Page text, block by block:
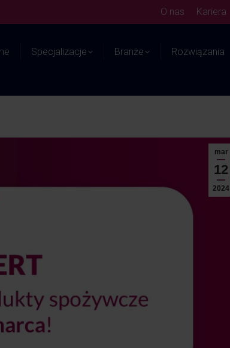
O nas Kariera
Specjalizacje Branże Rozwiązania
mar
12
2024